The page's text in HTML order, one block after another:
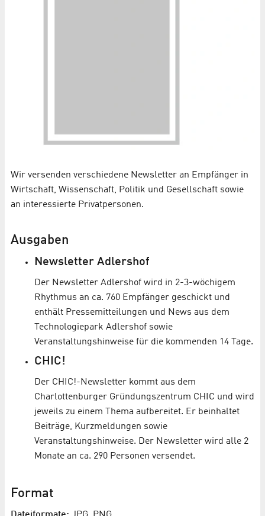
Wir versenden verschiedene Newsletter an Empfänger in
Wirtschaft, Wissenschaft, Politik und Gesellschaft sowie
an interessierte Privatpersonen.
Ausgaben
Newsletter Adlershof
Der Newsletter Adlershof wird in 2-3-wöchigem
Rhythmus an ca. 760 Empfänger geschickt und
enthält Pressemitteilungen und News aus dem
Technologiepark Adlershof sowie
Veranstaltungshinweise für die kommenden 14 Tage.
CHIC!
Der CHIC!-Newsletter kommt aus dem
Charlottenburger Gründungszentrum CHIC und wird
jeweils zu einem Thema aufbereitet. Er beinhaltet
Beiträge, Kurzmeldungen sowie
Veranstaltungshinweise. Der Newsletter wird alle 2
Monate an ca. 290 Personen versendet.
Format